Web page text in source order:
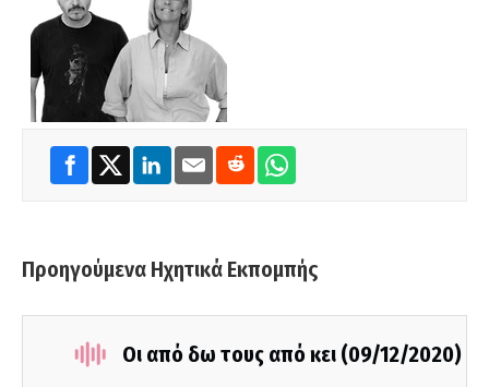
Προηγούμενα Ηχητικά Εκπομπής
Οι από δω τους από κει (09/12/2020)